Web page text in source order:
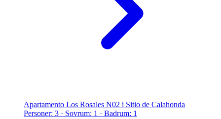
Apartamento Los Rosales N02 i Sitio de Calahonda
Personer: 3 · Sovrum: 1 · Badrum: 1